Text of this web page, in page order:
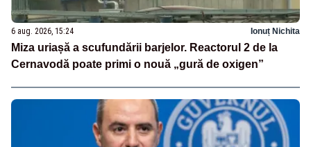
6 aug. 2026, 15:24 Ionuț Nichita
Miza uriașă a scufundării barjelor. Reactorul 2 de la
Cernavodă poate primi o nouă „gură de oxigen”